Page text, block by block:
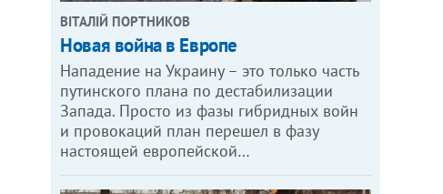
ВІТАЛІЙ ПОРТНИКОВ
Новая война в Европе
Нападение на Украину – это только часть
путинского плана по дестабилизации
Запада. Просто из фазы гибридных войн
и провокаций план перешел в фазу
настоящей европейской…